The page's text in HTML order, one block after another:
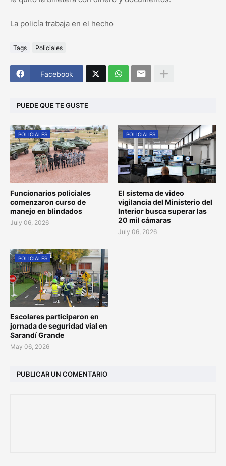
La policía trabaja en el hecho
Tags Policiales
Facebook
PUEDE QUE TE GUSTE
POLICIALES
Funcionarios policiales
comenzaron curso de
manejo en blindados
July 06, 2026
POLICIALES
El sistema de video
vigilancia del Ministerio del
Interior busca superar las
20 mil cámaras
July 06, 2026
POLICIALES
Escolares participaron en
jornada de seguridad vial en
Sarandí Grande
May 06, 2026
PUBLICAR UN COMENTARIO